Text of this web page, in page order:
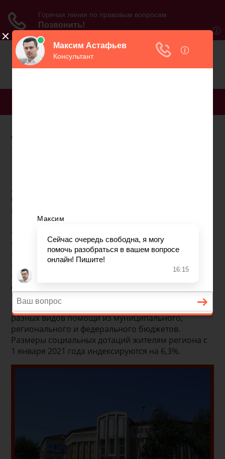
Льготы пенсионерам
инвалидам по республике
коми
Льготы в Республике Коми в 2021 году для
большинства социально уязвимых категорий
граждан остались в прежнем объеме.
Льготы предпенсионерам
Льготы ветеранам боевых действий
Льготы ветеранам труда
Льготы пенсионерам
Льготы многодетным семьям
Детские пособия
Где получить
За льготниками сохранилось право на получение
разных видов помощи из муниципального,
регионального и федерального бюджетов.
Размеры социальных дотаций жителям региона с
1 января 2021 года индексируются на 6,3%.